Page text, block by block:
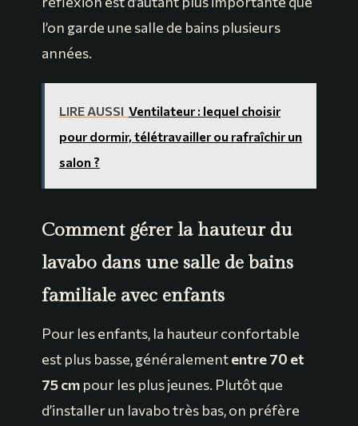
l’on garde une salle de bains plusieurs
années.
LIRE AUSSI Ventilateur : lequel choisir
pour dormir, télétravailler ou rafraîchir un
salon ?
Comment gérer la hauteur du
lavabo dans une salle de bains
familiale avec enfants
Pour les enfants, la hauteur confortable
est plus basse, généralemententre 70 et
75 cm pour les plus jeunes. Plutôt que
d’installer un lavabo très bas, on préfère